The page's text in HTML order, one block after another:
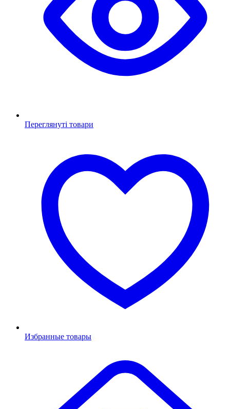
Переглянуті товари
Избранные товары